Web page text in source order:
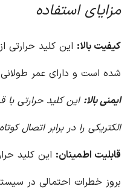
مزایای استفاده
کیفیت بالا: این کلید حرارتی
شده است و دارای عمر
ایمنی بالا: این کلید حرارتی با
الکتریکی را در برابر اتصال
قابلیت اطمینان: این کلید
بروز خطرات احتمالی در